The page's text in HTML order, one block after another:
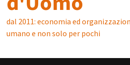
dal 2011: economia ed
umano e non solo per pochi